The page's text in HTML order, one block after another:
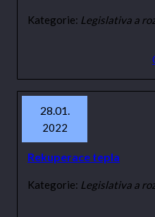
Kategorie: Legislativa a
28.01.
2022
Rekuperace tepla
Kategorie: Legislativa a